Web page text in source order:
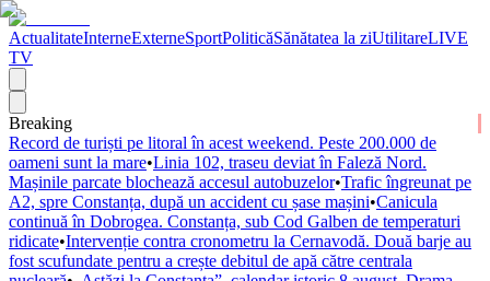
ActualitateInterneExterneSportPoliticăSănătatea la ziUtilitareLIVE
TV
Breaking
Record de turiști pe litoral în acest weekend. Peste 200.000 de
oameni sunt la mare•Linia 102, traseu deviat în Faleză Nord.
Mașinile parcate blochează accesul autobuzelor•Trafic îngreunat pe
A2, spre Constanța, după un accident cu șase mașini•Canicula
continuă în Dobrogea. Constanța, sub Cod Galben de temperaturi
ridicate•Intervenție contra cronometru la Cernavodă. Două barje au
fost scufundate pentru a crește debitul de apă către centrala